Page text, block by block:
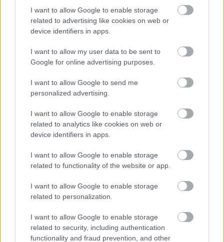
I want to allow Google to enable storage
related to advertising like cookies on web or
device identifiers in apps.
I want to allow my user data to be sent to
Google for online advertising purposes.
I want to allow Google to send me
personalized advertising.
I want to allow Google to enable storage
related to analytics like cookies on web or
device identifiers in apps.
I want to allow Google to enable storage
related to functionality of the website or app.
I want to allow Google to enable storage
related to personalization.
I want to allow Google to enable storage
related to security, including authentication
functionality and fraud prevention, and other
A Russo testvérek szerint az Avengers: Doomsday és
az Avengers: Secret Wars új kezdetet jelent az MCU
számára
Nem csak lezárnak egy korszakot a két újabb Bosszúállók-
filmmel, de valami új is elkezdődik az MCU-ban.